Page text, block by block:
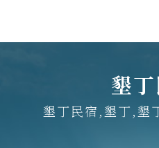
墾
墾丁民宿,墾丁,墾